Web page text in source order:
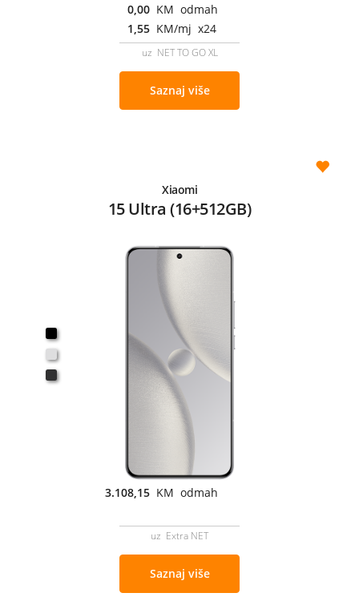
0,00 KM odmah
1,55 KM/mj x24
uz NET TO GO XL
Saznaj više
Xiaomi
15 Ultra (16+512GB)
3.108,15 KM odmah
uz Extra NET
Saznaj više